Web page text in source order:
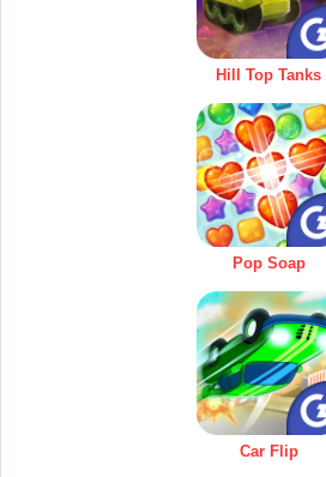
Hill Top Tanks
Pop Soap
Car Flip